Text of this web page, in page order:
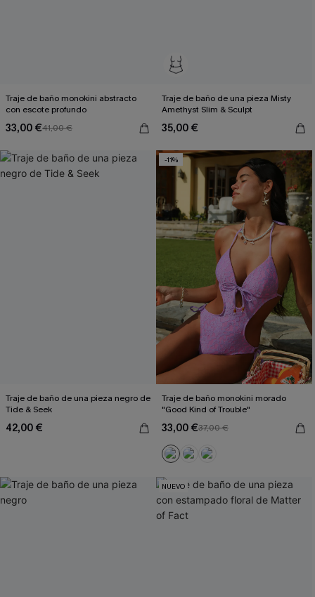
Traje de baño monokini abstracto
con escote profundo
33,00 €41,00 €
Traje de baño de una pieza Misty
Amethyst Slim & Sculpt
35,00 €
Traje de baño de una pieza negro de
Tide & Seek
42,00 €
-11%
Traje de baño monokini morado
"Good Kind of Trouble"
33,00 €37,00 €
NUEVO